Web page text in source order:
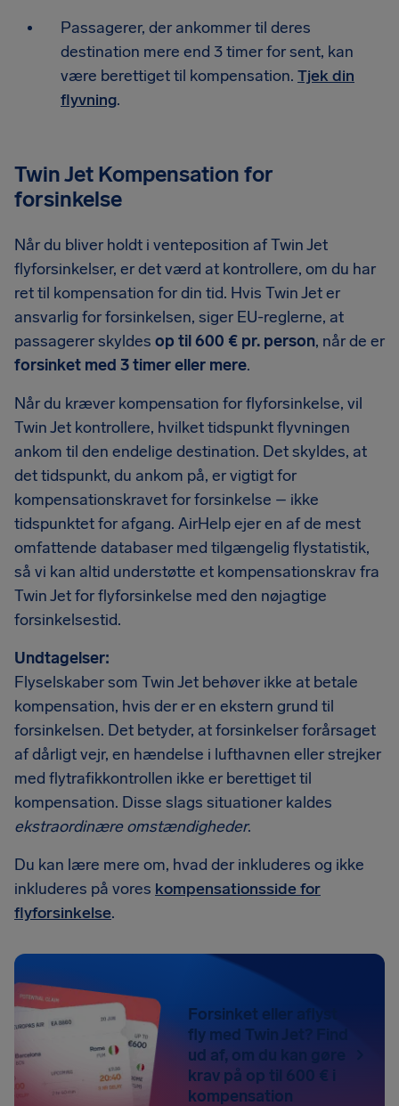
Passagerer, der ankommer til deres
destination mere end 3 timer for sent, kan
være berettiget til kompensation. Tjek din
flyvning.
Twin Jet Kompensation for
forsinkelse
Når du bliver holdt i venteposition af Twin Jet
flyforsinkelser, er det værd at kontrollere, om du har
ret til kompensation for din tid. Hvis Twin Jet er
ansvarlig for forsinkelsen, siger EU-reglerne, at
passagerer skyldes op til 600 € pr. person, når de er
forsinket med 3 timer eller mere.
Når du kræver kompensation for flyforsinkelse, vil
Twin Jet kontrollere, hvilket tidspunkt flyvningen
ankom til den endelige destination. Det skyldes, at
det tidspunkt, du ankom på, er vigtigt for
kompensationskravet for forsinkelse – ikke
tidspunktet for afgang. AirHelp ejer en af de mest
omfattende databaser med tilgængelig flystatistik,
så vi kan altid understøtte et kompensationskrav fra
Twin Jet for flyforsinkelse med den nøjagtige
forsinkelsestid.
Undtagelser:
Flyselskaber som Twin Jet behøver ikke at betale
kompensation, hvis der er en ekstern grund til
forsinkelsen. Det betyder, at forsinkelser forårsaget
af dårligt vejr, en hændelse i lufthavnen eller strejker
med flytrafikkontrollen ikke er berettiget til
kompensation. Disse slags situationer kaldes
ekstraordinære omstændigheder.
Du kan lære mere om, hvad der inkluderes og ikke
inkluderes på vores kompensationsside for
flyforsinkelse.
Forsinket eller aflyst
fly med Twin Jet? Find
ud af, om du kan gøre
krav på op til 600 € i
kompensation